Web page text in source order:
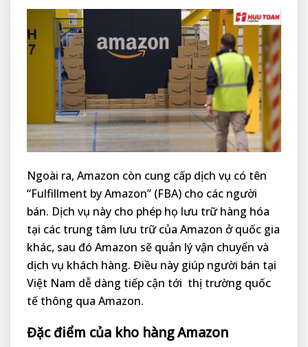
Ngoài ra, Amazon còn cung cấp dịch vụ có tên
“Fulfillment by Amazon” (FBA) cho các người
bán. Dịch vụ này cho phép họ lưu trữ hàng hóa
tại các trung tâm lưu trữ của Amazon ở quốc gia
khác, sau đó Amazon sẽ quản lý vận chuyển và
dịch vụ khách hàng. Điều này giúp người bán tại
Việt Nam dễ dàng tiếp cận tới thị trường quốc
tế thông qua Amazon.
Đặc điểm của kho hàng Amazon